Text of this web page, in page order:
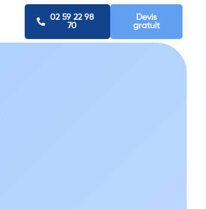
02 59 22 98
70
Devis
gratuit